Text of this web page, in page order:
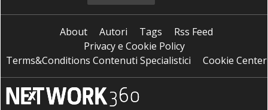
About Autori Tags
Rss Feed
Privacy e Cookie Policy
Terms&Conditions Contenuti Specialistici
Cookie Center